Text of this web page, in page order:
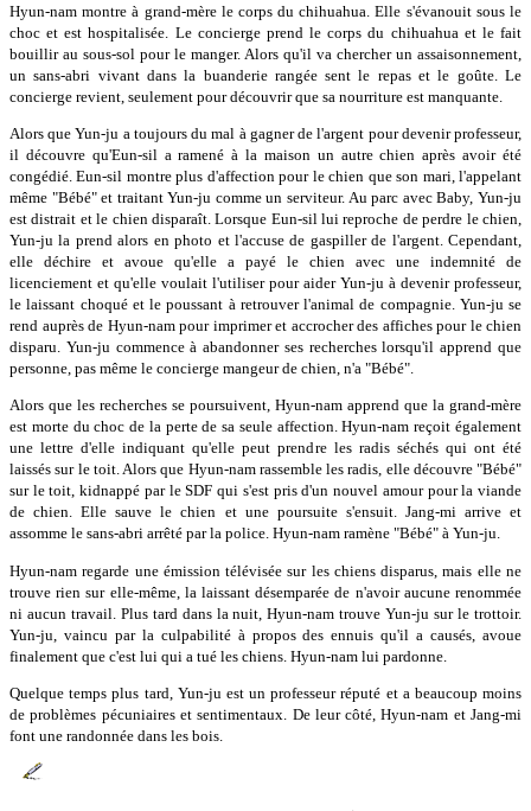
Hyun-nam montre à grand-mère le corps du chihuahua. Elle s'évanouit sous le
choc et est hospitalisée. Le concierge prend le corps du chihuahua et le fait
bouillir au sous-sol pour le manger. Alors qu'il va chercher un assaisonnement,
un sans-abri vivant dans la buanderie rangée sent le repas et le goûte. Le
concierge revient, seulement pour découvrir que sa nourriture est manquante.
Alors que Yun-ju a toujours du mal à gagner de l'argent pour devenir professeur,
il découvre qu'Eun-sil a ramené à la maison un autre chien après avoir été
congédié. Eun-sil montre plus d'affection pour le chien que son mari, l'appelant
même "Bébé" et traitant Yun-ju comme un serviteur. Au parc avec Baby, Yun-ju
est distrait et le chien disparaît. Lorsque Eun-sil lui reproche de perdre le chien,
Yun-ju la prend alors en photo et l'accuse de gaspiller de l'argent. Cependant,
elle déchire et avoue qu'elle a payé le chien avec une indemnité de
licenciement et qu'elle voulait l'utiliser pour aider Yun-ju à devenir professeur,
le laissant choqué et le poussant à retrouver l'animal de compagnie. Yun-ju se
rend auprès de Hyun-nam pour imprimer et accrocher des affiches pour le chien
disparu. Yun-ju commence à abandonner ses recherches lorsqu'il apprend que
personne, pas même le concierge mangeur de chien, n'a "Bébé".
Alors que les recherches se poursuivent, Hyun-nam apprend que la grand-mère
est morte du choc de la perte de sa seule affection. Hyun-nam reçoit également
une lettre d'elle indiquant qu'elle peut prendre les radis séchés qui ont été
laissés sur le toit. Alors que Hyun-nam rassemble les radis, elle découvre "Bébé"
sur le toit, kidnappé par le SDF qui s'est pris d'un nouvel amour pour la viande
de chien. Elle sauve le chien et une poursuite s'ensuit. Jang-mi arrive et
assomme le sans-abri arrêté par la police. Hyun-nam ramène "Bébé" à Yun-ju.
Hyun-nam regarde une émission télévisée sur les chiens disparus, mais elle ne
trouve rien sur elle-même, la laissant désemparée de n'avoir aucune renommée
ni aucun travail. Plus tard dans la nuit, Hyun-nam trouve Yun-ju sur le trottoir.
Yun-ju, vaincu par la culpabilité à propos des ennuis qu'il a causés, avoue
finalement que c'est lui qui a tué les chiens. Hyun-nam lui pardonne.
Quelque temps plus tard, Yun-ju est un professeur réputé et a beaucoup moins
de problèmes pécuniaires et sentimentaux. De leur côté, Hyun-nam et Jang-mi
font une randonnée dans les bois.